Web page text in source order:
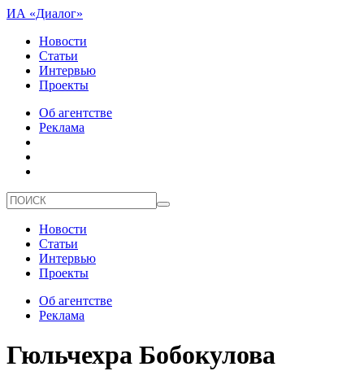
ИА «Диалог»
Новости
Статьи
Интервью
Проекты
Об агентстве
Реклама
Новости
Статьи
Интервью
Проекты
Об агентстве
Реклама
Гюльчехра Бобокулова